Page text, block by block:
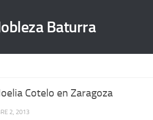
Baturra
Cotelo en Zaragoza
2, 2013